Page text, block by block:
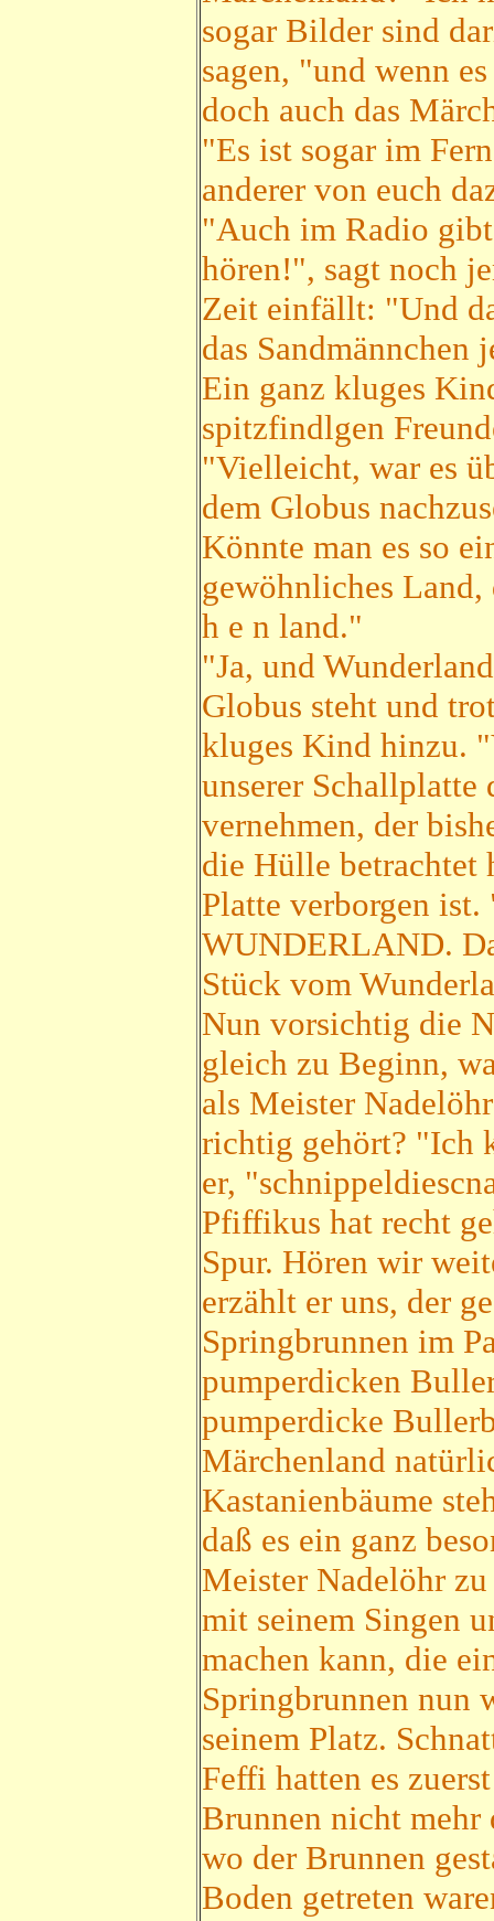
sogar Bilder sind
sagen, "und wenn
doch auch das
"Es ist sogar im
anderer von euch
"Auch im Radio gibt
hören!", sagt noch
Zeit einfällt: "Und
das Sandmännchen
Ein ganz kluges
spitzfindlgen
"Vielleicht, war es
dem Globus
Könnte man es so
gewöhnliches
h e n land."
"Ja, und
Globus steht und
kluges Kind hinzu.
unserer
vernehmen, der
die Hülle betrachtet
Platte verborgen
WUNDERLAND.
Stück vom
Nun vorsichtig die
gleich zu Beginn,
als Meister
richtig gehört? "Ich
er,
Pfiffikus hat recht
Spur. Hören wir
erzählt er uns, der
Springbrunnen im
pumperdicken
pumperdicke
Märchenland
Kastanienbäume
daß es ein ganz
Meister Nadelöhr
mit seinem Singen
machen kann, die
Springbrunnen nun
seinem Platz.
Feffi hatten es
Brunnen nicht mehr
wo der Brunnen
Boden getreten